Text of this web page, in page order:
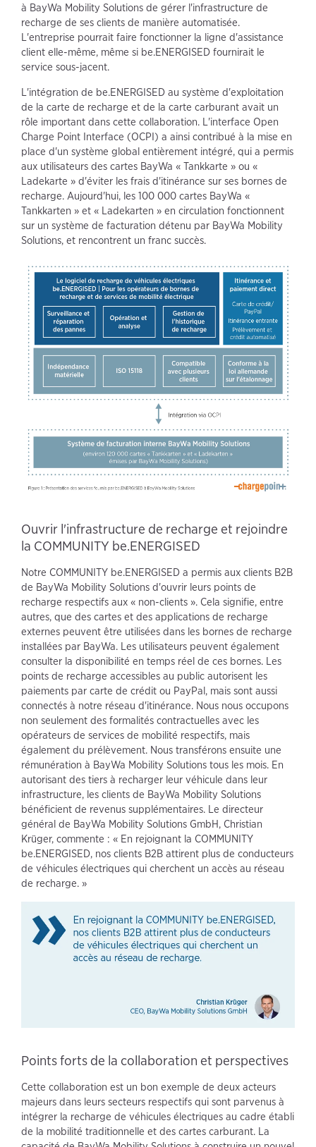
à BayWa Mobility Solutions de gérer l'infrastructure de
recharge de ses clients de manière automatisée.
L'entreprise pourrait faire fonctionner la ligne d'assistance
client elle-même, même si be.ENERGISED fournirait le
service sous-jacent.
L'intégration de be.ENERGISED au système d'exploitation
de la carte de recharge et de la carte carburant avait un
rôle important dans cette collaboration. L'interface Open
Charge Point Interface (OCPI) a ainsi contribué à la mise en
place d'un système global entièrement intégré, qui a permis
aux utilisateurs des cartes BayWa « Tankkarte » ou «
Ladekarte » d'éviter les frais d'itinérance sur ses bornes de
recharge. Aujourd'hui, les 100 000 cartes BayWa «
Tankkarten » et « Ladekarten » en circulation fonctionnent
sur un système de facturation détenu par BayWa Mobility
Solutions, et rencontrent un franc succès.
Ouvrir l'infrastructure de recharge et rejoindre
la COMMUNITY be.ENERGISED
Notre COMMUNITY be.ENERGISED a permis aux clients B2B
de BayWa Mobility Solutions d'ouvrir leurs points de
recharge respectifs aux « non-clients ». Cela signifie, entre
autres, que des cartes et des applications de recharge
externes peuvent être utilisées dans les bornes de recharge
installées par BayWa. Les utilisateurs peuvent également
consulter la disponibilité en temps réel de ces bornes. Les
points de recharge accessibles au public autorisent les
paiements par carte de crédit ou PayPal, mais sont aussi
connectés à notre réseau d'itinérance. Nous nous occupons
non seulement des formalités contractuelles avec les
opérateurs de services de mobilité respectifs, mais
également du prélèvement. Nous transférons ensuite une
rémunération à BayWa Mobility Solutions tous les mois. En
autorisant des tiers à recharger leur véhicule dans leur
infrastructure, les clients de BayWa Mobility Solutions
bénéficient de revenus supplémentaires. Le directeur
général de BayWa Mobility Solutions GmbH, Christian
Krüger, commente : « En rejoignant la COMMUNITY
be.ENERGISED, nos clients B2B attirent plus de conducteurs
de véhicules électriques qui cherchent un accès au réseau
de recharge. »
Points forts de la collaboration et perspectives
Cette collaboration est un bon exemple de deux acteurs
majeurs dans leurs secteurs respectifs qui sont parvenus à
intégrer la recharge de véhicules électriques au cadre établi
de la mobilité traditionnelle et des cartes carburant. La